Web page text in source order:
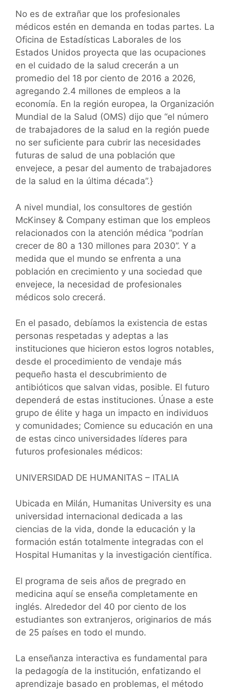
No es de extrañar que los profesionales
médicos estén en demanda en todas partes. La
Oficina de Estadísticas Laborales de los
Estados Unidos proyecta que las ocupaciones
en el cuidado de la salud crecerán a un
promedio del 18 por ciento de 2016 a 2026,
agregando 2.4 millones de empleos a la
economía. En la región europea, la Organización
Mundial de la Salud (OMS) dijo que “el número
de trabajadores de la salud en la región puede
no ser suficiente para cubrir las necesidades
futuras de salud de una población que
envejece, a pesar del aumento de trabajadores
de la salud en la última década”.}
A nivel mundial, los consultores de gestión
McKinsey & Company estiman que los empleos
relacionados con la atención médica “podrían
crecer de 80 a 130 millones para 2030”. Y a
medida que el mundo se enfrenta a una
población en crecimiento y una sociedad que
envejece, la necesidad de profesionales
médicos solo crecerá.
En el pasado, debíamos la existencia de estas
personas respetadas y adeptas a las
instituciones que hicieron estos logros notables,
desde el procedimiento de vendaje más
pequeño hasta el descubrimiento de
antibióticos que salvan vidas, posible. El futuro
dependerá de estas instituciones. Únase a este
grupo de élite y haga un impacto en individuos
y comunidades; Comience su educación en una
de estas cinco universidades líderes para
futuros profesionales médicos:
UNIVERSIDAD DE HUMANITAS – ITALIA
Ubicada en Milán, Humanitas University es una
universidad internacional dedicada a las
ciencias de la vida, donde la educación y la
formación están totalmente integradas con el
Hospital Humanitas y la investigación científica.
El programa de seis años de pregrado en
medicina aquí se enseña completamente en
inglés. Alrededor del 40 por ciento de los
estudiantes son extranjeros, originarios de más
de 25 países en todo el mundo.
La enseñanza interactiva es fundamental para
la pedagogía de la institución, enfatizando el
aprendizaje basado en problemas, el método